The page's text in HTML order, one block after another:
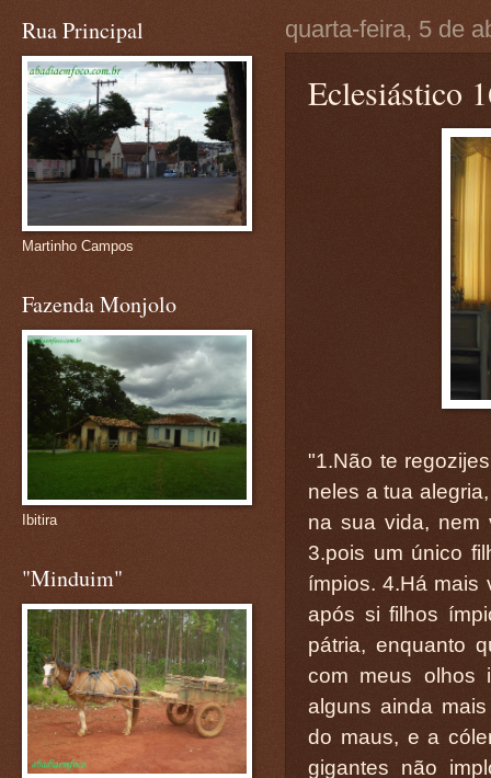
quarta-feira, 5 de
Eclesiástico
"1.Não te
neles a tua
na sua vida, nem
3.pois um único
ímpios. 4.Há mais
após si filhos
pátria, enquanto
com meus olhos
alguns ainda
do maus, e a
gigantes não
Rua Principal
Martinho Campos
Fazenda Monjolo
Ibitira
"Minduim"